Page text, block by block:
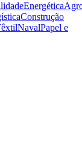
Energética
Construção
NavalPapel e